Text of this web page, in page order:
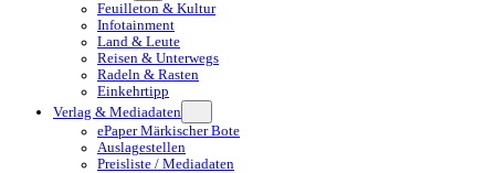
Feuilleton & Kultur
Infotainment
Land & Leute
Reisen & Unterwegs
Radeln & Rasten
Einkehrtipp
Verlag & Mediadaten
ePaper Märkischer Bote
Auslagestellen
Preisliste / Mediadaten